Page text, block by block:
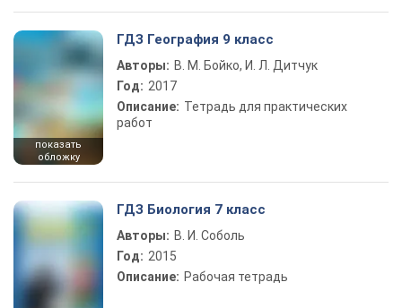
показать
обложку
ГДЗ География 9 класс
Авторы: В. М. Бойко, И. Л. Дитчук
Год: 2017
Описание: Тетрадь для практических
работ
ГДЗ Биология 7 класс
Авторы: В. И. Соболь
Год: 2015
Описание: Рабочая тетрадь